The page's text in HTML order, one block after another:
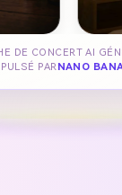
DE CONCERT AI
PAR NANO